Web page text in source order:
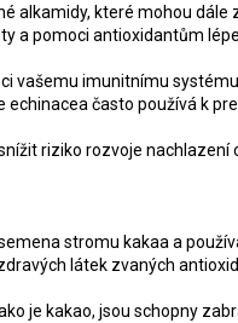
alkamidy, které mohou
a pomoci antioxidantům
vašemu imunitnímu
echinacea často používá k
riziko rozvoje nachlazení
stromu kakaa a
látek zvaných
je kakao, jsou schopny